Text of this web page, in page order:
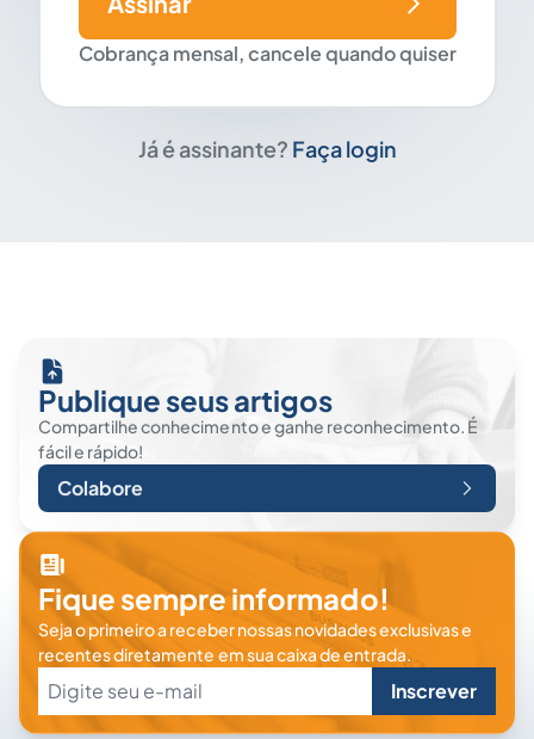
Cobrança mensal, cancele quando quiser
Já é assinante? Faça login
Publique seus artigos
Compartilhe conhecimento e ganhe reconhecimento. É
fácil e rápido!
Colabore
Fique sempre informado!
Seja o primeiro a receber nossas novidades exclusivas e
recentes diretamente em sua caixa de entrada.
Inscrever